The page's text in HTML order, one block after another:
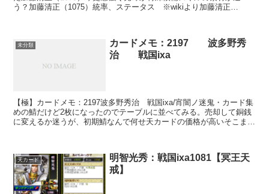
う？加藤清正（1075）統率、ステータス ※wikiより加藤清正
未分類
カードメモ：2197 波多野秀
治 戦国ixa
【極】カードメモ：2197波多野秀治 戦国ixa/宵闇ノ迷鬼・カード集
めの鯖だけど2枚になったのでテーブルに並べてみる。売却して銅銭
に変えるか迷うが、初期鯖なんで何せ天カードの価格が高いそこまで
天カード
明智光秀：戦国ixa1081【冥王天
戒】